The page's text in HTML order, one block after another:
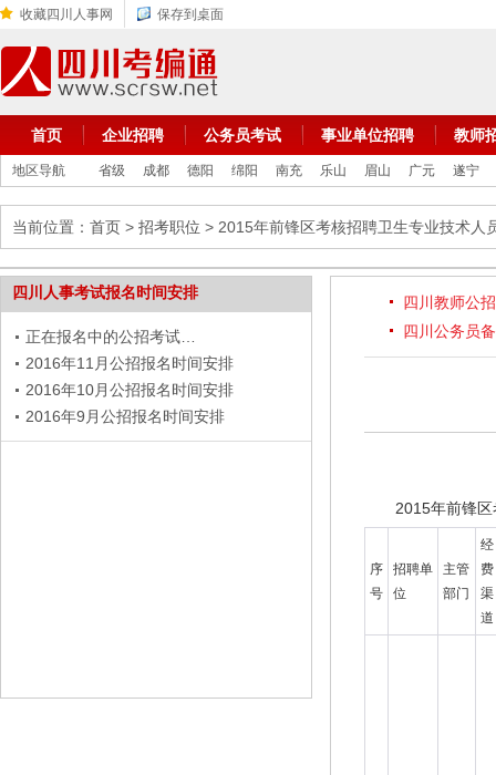
收藏四川人事网 保存到桌面
首页 企业招聘 公务员考试 事业单位招聘 教师
地区导航 省级 成都 德阳 绵阳 南充 乐山 眉山 广元 遂宁
当前位置： 首页 > 招考职位 > 2015年前锋区考核招聘卫生专业技术人
四川人事考试报名时间安排
正在报名中的公招考试…
2016年11月公招报名时间安排
2016年10月公招报名时间安排
2016年9月公招报名时间安排
四川教师公
四川公务员
2015年前锋
序
号
招聘单
位
主管
部门
经
费
渠
道